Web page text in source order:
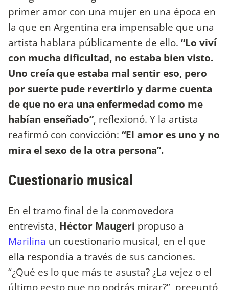
primer amor con una mujer en una época en
la que en Argentina era impensable que una
artista hablara públicamente de ello. “Lo viví
con mucha dificultad, no estaba bien visto.
Uno creía que estaba mal sentir eso, pero
por suerte pude revertirlo y darme cuenta
de que no era una enfermedad como me
habían enseñado”, reflexionó. Y la artista
reafirmó con convicción: “El amor es uno y no
mira el sexo de la otra persona”.
Cuestionario musical
En el tramo final de la conmovedora
entrevista, Héctor Maugeri propuso a
Marilina un cuestionario musical, en el que
ella respondía a través de sus canciones.
“¿Qué es lo que más te asusta? ¿La vejez o el
último gesto que no podrás mirar?”, preguntó,